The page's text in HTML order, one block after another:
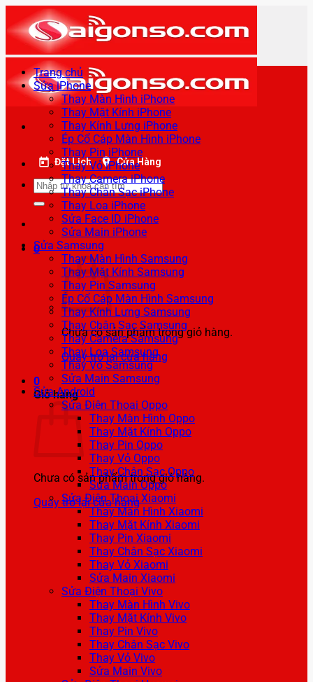
qua
nội
dung
Đặt Lịch Cửa Hàng
Tìm
kiếm:
0
Chưa có sản phẩm trong giỏ hàng.
Quay trở lại cửa hàng
0
Giỏ hàng
Chưa có sản phẩm trong giỏ hàng.
Quay trở lại cửa hàng
Trang chủ
Sửa iPhone
Thay Màn Hình iPhone
Thay Mặt Kính iPhone
Thay Kính Lưng iPhone
Ép Cổ Cáp Màn Hình iPhone
Thay Pin iPhone
Thay Vỏ iPhone
Thay Camera iPhone
Thay Chân Sạc iPhone
Thay Loa iPhone
Sửa Face ID iPhone
Sửa Main iPhone
Sửa Samsung
Thay Màn Hình Samsung
Thay Mặt Kính Samsung
Thay Pin Samsung
Ép Cổ Cáp Màn Hình Samsung
Thay Kính Lưng Samsung
Thay Chân Sạc Samsung
Thay Camera Samsung
Thay Loa Samsung
Thay Vỏ Samsung
Sửa Main Samsung
Sửa Android
Sửa Điện Thoại Oppo
Thay Màn Hình Oppo
Thay Mặt Kính Oppo
Thay Pin Oppo
Thay Vỏ Oppo
Thay Chân Sạc Oppo
Sửa Main Oppo
Sửa Điện Thoại Xiaomi
Thay Màn Hình Xiaomi
Thay Mặt Kính Xiaomi
Thay Pin Xiaomi
Thay Chân Sạc Xiaomi
Thay Vỏ Xiaomi
Sửa Main Xiaomi
Sửa Điện Thoại Vivo
Thay Màn Hình Vivo
Thay Mặt Kính Vivo
Thay Pin Vivo
Thay Chân Sạc Vivo
Thay Vỏ Vivo
Sửa Main Vivo